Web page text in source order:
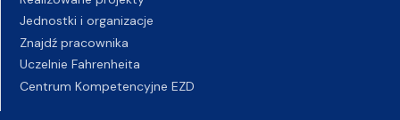
Jednostki i organizacje
Znajdź pracownika
Uczelnie Fahrenheita
Centrum Kompetencyjne EZD